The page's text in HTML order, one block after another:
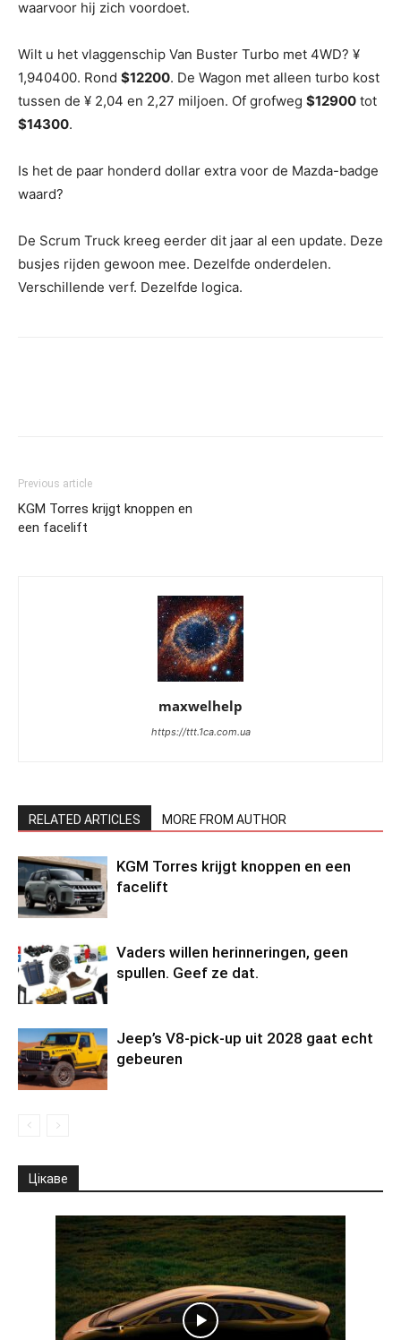
waarvoor hij zich voordoet.
Wilt u het vlaggenschip Van Buster Turbo met 4WD? ¥
1,940400. Rond $12200. De Wagon met alleen turbo kost
tussen de ¥ 2,04 en 2,27 miljoen. Of grofweg $12900 tot
$14300.
Is het de paar honderd dollar extra voor de Mazda-badge
waard?
De Scrum Truck kreeg eerder dit jaar al een update. Deze
busjes rijden gewoon mee. Dezelfde onderdelen.
Verschillende verf. Dezelfde logica.
Previous article
KGM Torres krijgt knoppen en
een facelift
maxwelhelp
https://ttt.1ca.com.ua
RELATED ARTICLES MORE FROM AUTHOR
KGM Torres krijgt knoppen en een
facelift
Vaders willen herinneringen, geen
spullen. Geef ze dat.
Jeep’s V8-pick-up uit 2028 gaat echt
gebeuren
Цікаве